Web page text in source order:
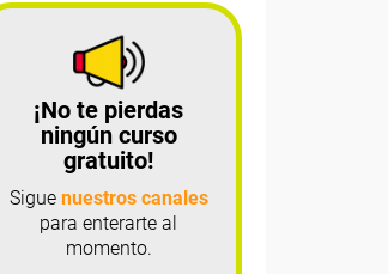
¡No te pierdas
ningún curso
gratuito!
Sigue nuestros canales
para enterarte al
momento.